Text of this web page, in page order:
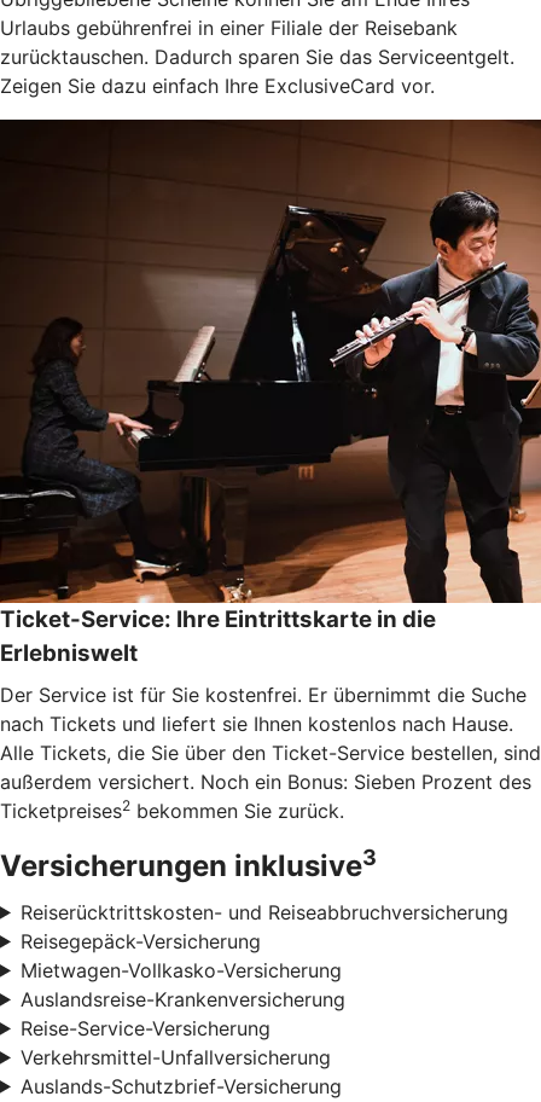
Urlaubs gebührenfrei in einer Filiale der Reisebank
zurücktauschen. Dadurch sparen Sie das Serviceentgelt.
Zeigen Sie dazu einfach Ihre ExclusiveCard vor.
Ticket-Service: Ihre Eintrittskarte in die
Erlebniswelt
Der Service ist für Sie kostenfrei. Er übernimmt die Suche
nach Tickets und liefert sie Ihnen kostenlos nach Hause.
Alle Tickets, die Sie über den Ticket-Service bestellen, sind
außerdem versichert. Noch ein Bonus: Sieben Prozent des
Ticketpreises2 bekommen Sie zurück.
Versicherungen inklusive3
Reiserücktrittskosten- und Reiseabbruchversicherung
Reisegepäck-Versicherung
Mietwagen-Vollkasko-Versicherung
Auslandsreise-Krankenversicherung
Reise-Service-Versicherung
Verkehrsmittel-Unfallversicherung
Auslands-Schutzbrief-Versicherung